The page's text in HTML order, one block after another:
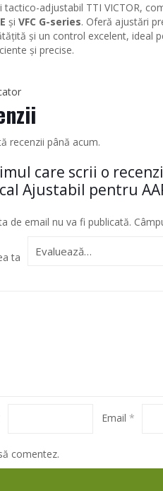
tactico-adjustabil TTI VICTOR,
și VFC G-series. Oferă ajustări
și un control excelent, ideal
și precise.
recenzii până acum.
care scrii o
Ajustabil pentru
de email nu va fi publicată.
ta
Email*
comentez.